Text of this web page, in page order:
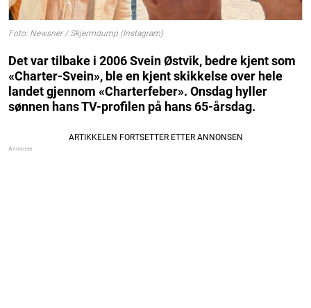
Foto: Newsner / Skjermdump (Instagram)
Det var tilbake i 2006 Svein Østvik, bedre kjent som
«Charter-Svein», ble en kjent skikkelse over hele
landet gjennom «Charterfeber». Onsdag hyller
sønnen hans TV-profilen på hans 65-årsdag.